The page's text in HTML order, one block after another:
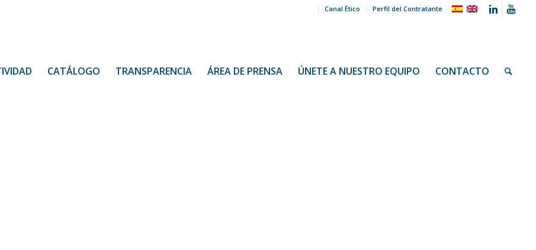
Canal Ético Perfil del Contratante
CATÁLOGO TRANSPARENCIA ÁREA DE PRENSA ÚNETE A NUESTRO EQUIPO CONTACTO